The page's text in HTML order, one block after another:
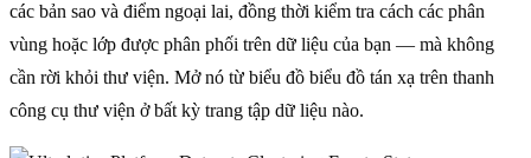
các bản sao và điểm ngoại lai, đồng thời kiểm tra cách các phân
vùng hoặc lớp được phân phối trên dữ liệu của bạn — mà không
cần rời khỏi thư viện. Mở nó từ biểu đồ biểu đồ tán xạ trên thanh
công cụ thư viện ở bất kỳ trang tập dữ liệu nào.